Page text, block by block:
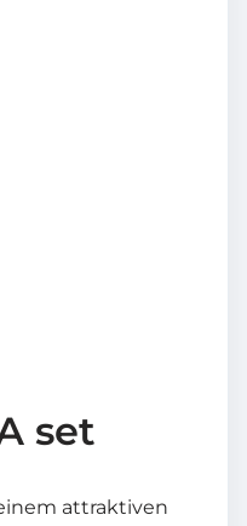
set
attraktiven